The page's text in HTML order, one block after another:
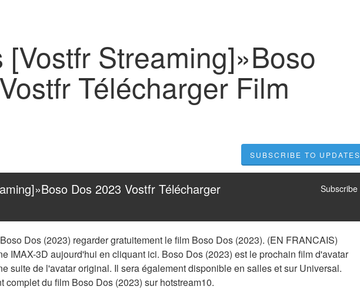
Streaming]»Boso
Télécharger Film
SUBSCRIBE TO UPDATES
Dos 2023 Vostfr Télécharger
Subscribe
Dos (2023) regarder gratuitement le film Boso Dos (2023). (EN FRANCAIS)
IMAX-3D aujourd'hui en cliquant ici. Boso Dos (2023) est le prochain film d'avatar
suite de l'avatar original. Il sera également disponible en salles et sur Universal.
complet du film Boso Dos (2023) sur hotstream10.